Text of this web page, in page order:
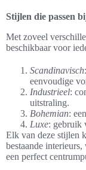
Stijlen die passen
Met zoveel
beschikbaar voor
Scandinavisch
eenvoudige
Industrieel:
uitstraling.
Bohemian:
Luxe: gebruik
Elk van deze stijlen
bestaande
een perfect